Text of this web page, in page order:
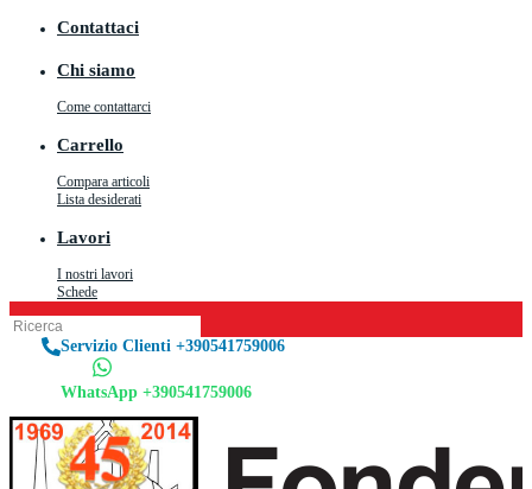
Contattaci
Chi siamo
Come contattarci
Carrello
Compara articoli
Lista desiderati
Lavori
I nostri lavori
Schede
Servizio Clienti +390541759006
WhatsApp +390541759006